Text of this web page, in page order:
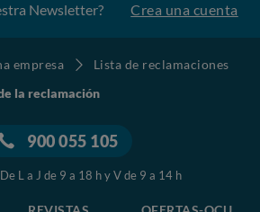
Newsletter? Crea una cuenta
empresa
Lista de reclamaciones
la reclamación
900 055 105
De L a J de 9 a 18 h y V de 9 a 14 h